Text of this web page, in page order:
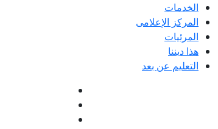
الخدمات
المركز الإعلامى
المرئيات
هذا ديننا
التعليم عن بعد